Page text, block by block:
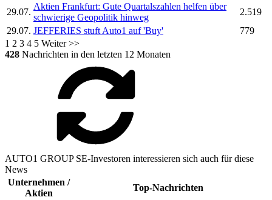
29.07.
Aktien Frankfurt: Gute Quartalszahlen helfen über
schwierige Geopolitik hinweg
2.519
29.07. JEFFERIES stuft Auto1 auf 'Buy'
779
1 2 3 4 5 Weiter >>
428 Nachrichten in den letzten 12 Monaten
AUTO1 GROUP SE-Investoren interessieren sich auch für diese
News
Unternehmen /
Aktien
Top-Nachrichten